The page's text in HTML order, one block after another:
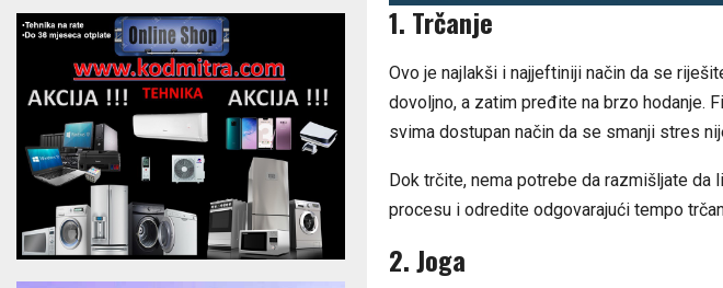
1. Trčanje
Ovo je najlakši i najjeftiniji način da se
dovoljno, a zatim pređite na brzo hodanje.
svima dostupan način da se smanji stres
Dok trčite, nema potrebe da razmišljate
procesu i odredite odgovarajući tempo
2. Joga